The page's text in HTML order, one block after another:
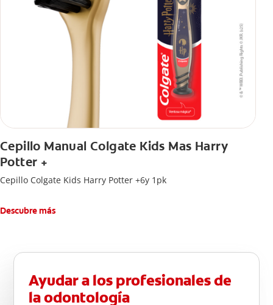
Cepillo Manual Colgate Kids Mas Harry
Potter +
Cepillo Colgate Kids Harry Potter +6y 1pk
Descubre más
Ayudar a los profesionales de
la odontología